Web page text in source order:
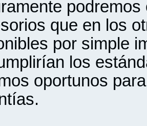
que en los
por simple
los
oportunos